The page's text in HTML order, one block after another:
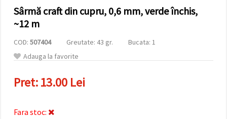
analiză și
acord să
utilizați
toate
cookie -
clic pe
"acceptati
indicați
Sârmă craft din cupru, 0,6 mm, verde închis,
~12 m
COD: 507404 Greutate: 43 gr.
Bucata: 1
Adauga la favorite
Pret:13.00 Lei
Fara stoc: